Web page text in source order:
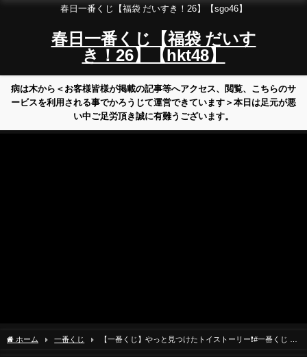
春日一番くじ【福袋 だいすき！26】【sgo46】
春日一番くじ【福袋 だいす
き！26】【hkt48】
病は木から＜お客様皆様が掲載の記事等へアクセス、閲覧、こちらのサ
ービスを利用される事でかろうじて運営できています＞本日は足元が悪
い中ご足労頂き誠に有難うございます。
ホーム 一番くじ
【一番くじ】やっと見つけたトイストーリー❗️#一番くじ #